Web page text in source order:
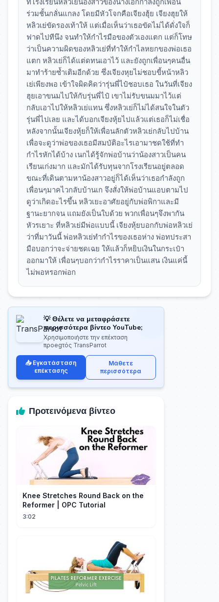
ร่วมชั้นกลั่นแกลง โดยมีหัวโจกคือเจียงฮุ้ย เจียงฮุยให้
หลิวเย่ขัดรองเท้าให้ แต่เมื่อเห็นว่าเธอขัดไม่ได้ดั่งใจก็
ฟาดไปทีนึง จนทำให้กำไรมือของตัวเองแตก แต่ก็โทษ
ว่าเป็นความผิดของหลิวเย่ที่ทำให้กำไลหยกของพ่อเธอ
แตก หลิวเย่ก็ได้แต่ดทนเอาไว้ และยังถูกเพื่อนๆคนอื่น
มาทำร้ายซ้ำเติมอีกด้วย ซึ่งเจียงหุยไม่ชอบขี้หน้าหลิว
เย่เพียงพอ เข้าใจผิดคิดว่ารุ่นพี่ไป๋ชอบเธอ ในวันที่เจียง
ฮุยเอาขนมไปให้กับรุ่นพี่ไป๋ เขาไม่รับขนมมาไว้แต่
กลับเอาไปให้หลิวเย่แทน ซึ่งหลิวเย่ก็ไม่ได้สนใจในตัว
รุ่นพี่ไปเลย และได้บอกเจียงหุ้ยไปแล้วแต่เธอก็ไม่เชื่อ
หลังจากนั้นเจียงหุ้ยก็ให้เพื่อนลักตัวหลิวเย่กลับไปบ้าน
เพื่อจะดูว่าพ่อของเธอมีสมบัติอะไรเอามาชดใช้ที่ทำ
กำไรหักได้บ้าง เนกได้รู้จักพ่อบ้านว่าน้องสาวเป็นคน
เรียนเก่งมาก และมักได้รับทุนจากโรงเรียนอยู่ตลอด
ขณะที่เดินตามหาน้องสาวอยู่ก็ได้เห็นว่าเธอกำลังถูก
เพื่อนๆมาคไวกลับบ้านเก จึงสั่งให้พ่อบ้านแอบตามไป
ดูว่าเกิดอะไรขึ้น หลิวเยะอาศัยอยู่กับพ่อพิกาและมี
ฐานะยากจน แถมยังเป็นใบด้วย พวกเพื่อนๆจึงพากัน
หัวรเยาะ ที่หลิวเย่มีพ่อแบบนี้ เจียงหุ้ยบอกกับพ่อหลิวเย่
ว่าที่มาวันนี้ พ่อหลิวเย่ทำกำไรของเธอห่าง พ่อทประสา
มือบอกว่าจะจ่ายชดเฉย ให้แล้วก็หยิบเงินในกระเป๋า
ออกมาให้ เพื่อนๆบอกว่ากำไรราคาเป็นแสน เงินแค่นี้
ไม่พอหรอกพ่อก
💡 Θέλετε να μεταφράσετε
περισσότερα βίντεο YouTube;
Χρησιμοποιήστε την επέκταση
προegτός TransParrot
📥 Εγκατάσταση
επέκτασης
Μάθετε
περισσότερα
Προτεινόμενα βίντεο
Knee Stretches Round Back on the
Reformer | OPC Tutorial
3:02